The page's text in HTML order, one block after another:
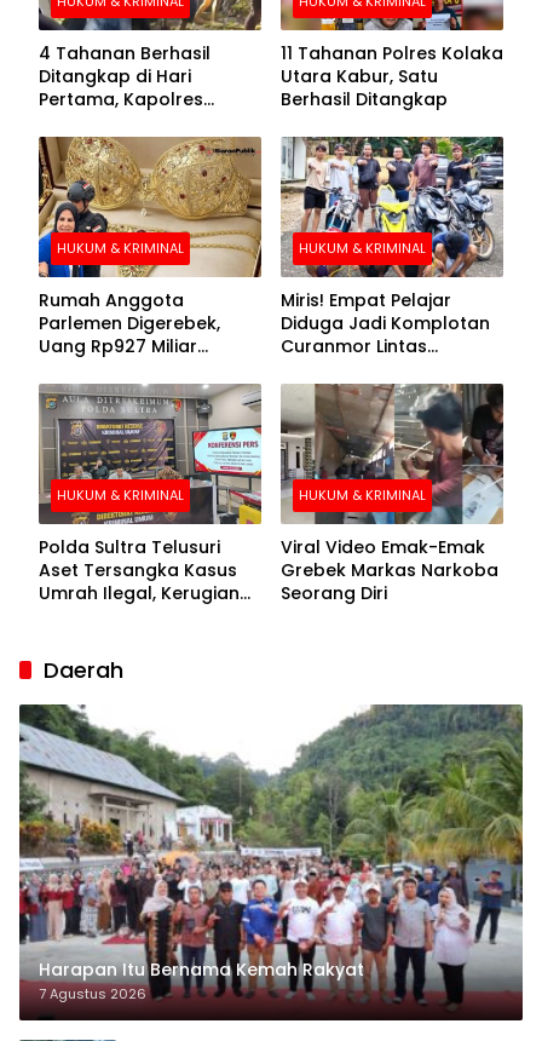
4 Tahanan Berhasil
Ditangkap di Hari
Pertama, Kapolres
Buronan Segera
Menyerahkan Diri
11 Tahanan Polres Kolaka
Utara Kabur, Satu
Berhasil Ditangkap
HUKUM & KRIMINAL
Rumah Anggota
Parlemen Digerebek,
Uang Rp927 Miliar
HUKUM & KRIMINAL
Miris! Empat Pelajar
Diduga Jadi Komplotan
Curanmor Lintas
HUKUM & KRIMINAL
Polda Sultra Telusuri
Aset Tersangka Kasus
Umrah Ilegal, Kerugian
HUKUM & KRIMINAL
Viral Video Emak-Emak
Grebek Markas Narkoba
Seorang Diri
Daerah
Harapan Itu Bernama Kemah Rakyat
7 Agustus 2026